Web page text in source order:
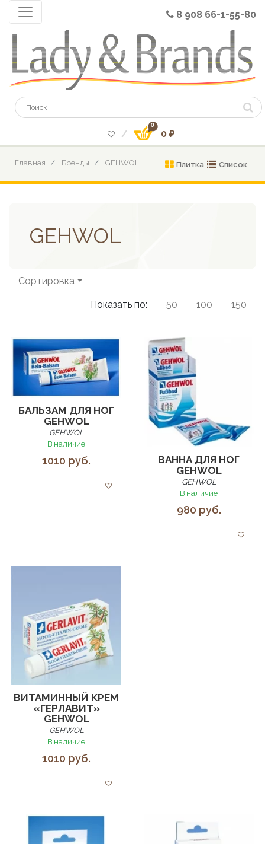
8 908 66-1-55-80
0
0 ₽
Главная Бренды GEHWOL Плитка Список
GEHWOL
Сортировка
Показать по: 50 100 150
БАЛЬЗАМ ДЛЯ НОГ
GEHWOL
GEHWOL
В наличие
1010 руб.
ВАННА ДЛЯ НОГ
GEHWOL
GEHWOL
В наличие
980 руб.
ВИТАМИННЫЙ КРЕМ
«ГЕРЛАВИТ»
GEHWOL
GEHWOL
В наличие
1010 руб.